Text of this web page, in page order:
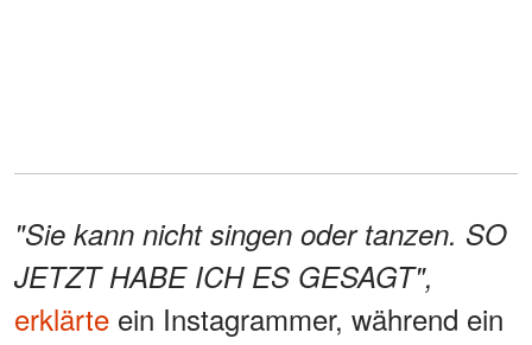
"Sie kann nicht singen oder tanzen. SO
JETZT HABE ICH ES GESAGT",
erklärte ein Instagrammer, während ein